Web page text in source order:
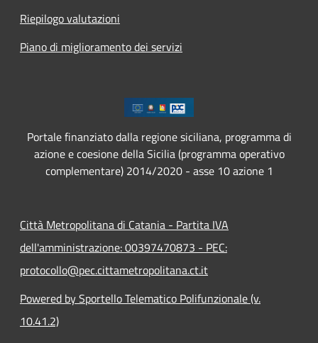
Riepilogo valutazioni
Piano di miglioramento dei servizi
Portale finanziato dalla regione siciliana, programma di
azione e coesione della Sicilia (programma operativo
complementare) 2014/2020 - asse 10 azione 1
Città Metropolitana di Catania - Partita IVA
dell'amministrazione: 00397470873 - PEC:
protocollo@pec.cittametropolitana.ct.it
Powered by Sportello Telematico Polifunzionale (v.
10.41.2)